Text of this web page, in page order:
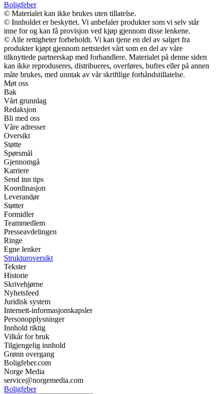
Boligfeber
© Materialet kan ikke brukes uten tillatelse.
© Innholdet er beskyttet. Vi anbefaler produkter som vi selv står
inne for og kan få provisjon ved kjøp gjennom disse lenkene.
© Alle rettigheter forbeholdt. Vi kan tjene en del av salget fra
produkter kjøpt gjennom nettstedet vårt som en del av våre
tilknyttede partnerskap med forhandlere. Materialet på denne siden
kan ikke reproduseres, distribueres, overføres, bufres eller på annen
måte brukes, med unntak av vår skriftlige forhåndstillatelse.
Møt oss
Bak
Vårt grunnlag
Redaksjon
Bli med oss
Våre adresser
Oversikt
Støtte
Spørsmål
Gjennomgå
Karriere
Send inn tips
Koordinasjon
Leverandør
Støtter
Formidler
Teammedlem
Presseavdelingen
Ringe
Egne lenker
Strukturoversikt
Tekster
Historie
Skrivehjørne
Nyhetsfeed
Juridisk system
Internett-informasjonskapsler
Personopplysninger
Innhold riktig
Vilkår for bruk
Tilgjengelig innhold
Grønn overgang
Boligfeber.com
Norge Media
service@norgemedia.com
Boligfeber